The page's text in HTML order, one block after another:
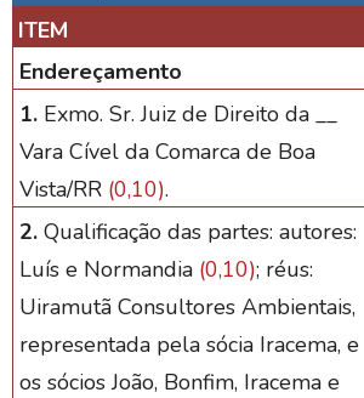
ITEM
Endereçamento
1.Exmo. Sr. Juiz de Direito da __
Vara Cível da Comarca de Boa
Vista/RR (0,10).
2.Qualificação das partes: autores:
Luís e Normandia (0,10); réus:
Uiramutã Consultores Ambientais,
representada pela sócia Iracema, e
os sócios João, Bonfim, Iracema e